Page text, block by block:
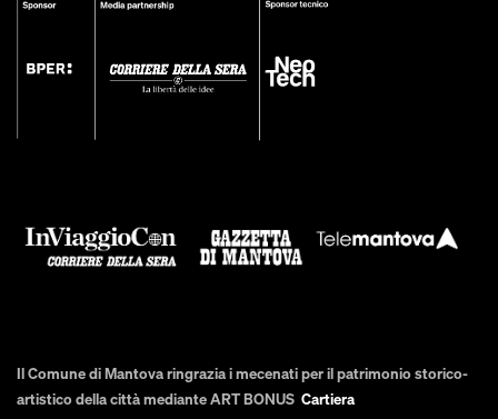
Il Comune di Mantova ringrazia i mecenati per il patrimonio storico-
artistico della città mediante ART BONUS Cartiera